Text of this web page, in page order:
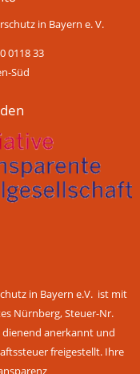
in Bayern e. V.
0118 33
Süd
in Bayern e.V. ist mit
Nürnberg, Steuer-Nr.
dienend anerkannt und
freigestellt. Ihre